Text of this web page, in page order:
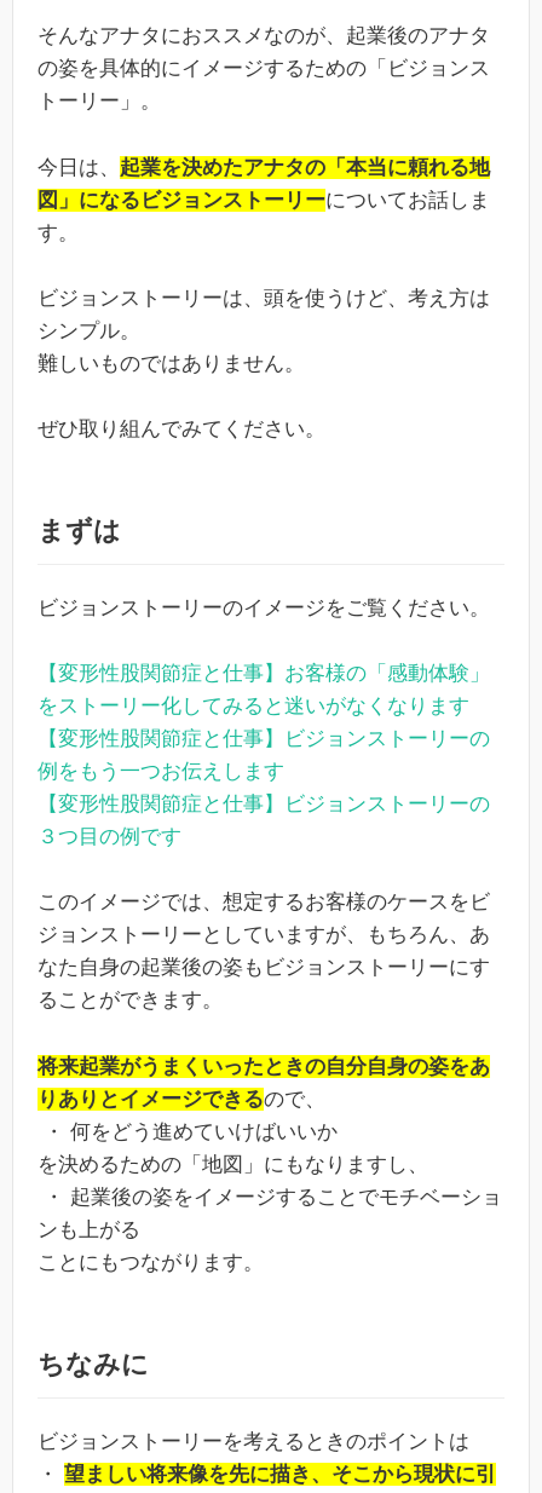
そんなアナタにおススメなのが、起業後のアナタ
の姿を具体的にイメージするための「ビジョンス
トーリー」。
今日は、 起業を決めたアナタの「本当に頼れる地
図」になるビジョンストーリーについてお話しま
す。
ビジョンストーリーは、頭を使うけど、考え方は
シンプル。
難しいものではありません。
ぜひ取り組んでみてください。
まずは
ビジョンストーリーのイメージをご覧ください。
【変形性股関節症と仕事】お客様の「感動体験」
をストーリー化してみると迷いがなくなります
【変形性股関節症と仕事】ビジョンストーリーの
例をもう一つお伝えします
【変形性股関節症と仕事】ビジョンストーリーの
３つ目の例です
このイメージでは、想定するお客様のケースをビ
ジョンストーリーとしていますが、もちろん、あ
なた自身の起業後の姿もビジョンストーリーにす
ることができます。
将来起業がうまくいったときの自分自身の姿をあ
りありとイメージできるので、
・ 何をどう進めていけばいいか
を決めるための「地図」にもなりますし、
・ 起業後の姿をイメージすることでモチベーショ
ンも上がる
ことにもつながります。
ちなみに
ビジョンストーリーを考えるときのポイントは
・ 望ましい将来像を先に描き、そこから現状に引